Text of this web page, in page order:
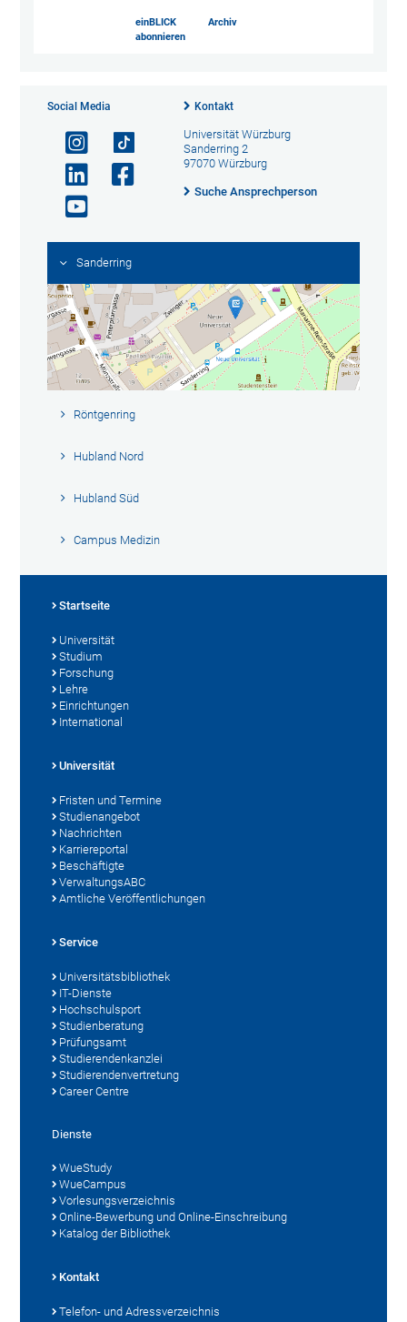
einBLICK
abonnieren
Archiv
Social Media Kontakt
Universität Würzburg
Sanderring 2
97070 Würzburg
Suche Ansprechperson
Sanderring
Röntgenring
Hubland Nord
Hubland Süd
Campus Medizin
Startseite
Universität
Studium
Forschung
Lehre
Einrichtungen
International
Universität
Fristen und Termine
Studienangebot
Nachrichten
Karriereportal
Beschäftigte
VerwaltungsABC
Amtliche Veröffentlichungen
Service
Universitätsbibliothek
IT-Dienste
Hochschulsport
Studienberatung
Prüfungsamt
Studierendenkanzlei
Studierendenvertretung
Career Centre
Dienste
WueStudy
WueCampus
Vorlesungsverzeichnis
Online-Bewerbung und Online-Einschreibung
Katalog der Bibliothek
Kontakt
Telefon- und Adressverzeichnis